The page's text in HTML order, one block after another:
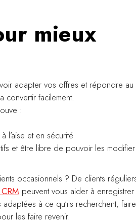
mieux
adapter vos offres et répondre au
convertir facilement.
:
et en sécurité
et être libre de pouvoir les
occasionnels ? De clients
peuvent vous aider à enregistrer
à ce qu'ils recherchent, faire
les faire revenir.